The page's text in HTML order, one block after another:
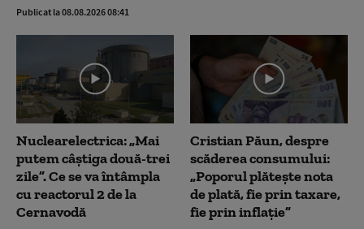
Publicat la 08.08.2026 08:41
Nuclearelectrica: „Mai
putem câștiga două-trei
zile”. Ce se va întâmpla
cu reactorul 2 de la
Cernavodă
Cristian Păun, despre
scăderea consumului:
„Poporul plătește nota
de plată, fie prin taxare,
fie prin inflație”